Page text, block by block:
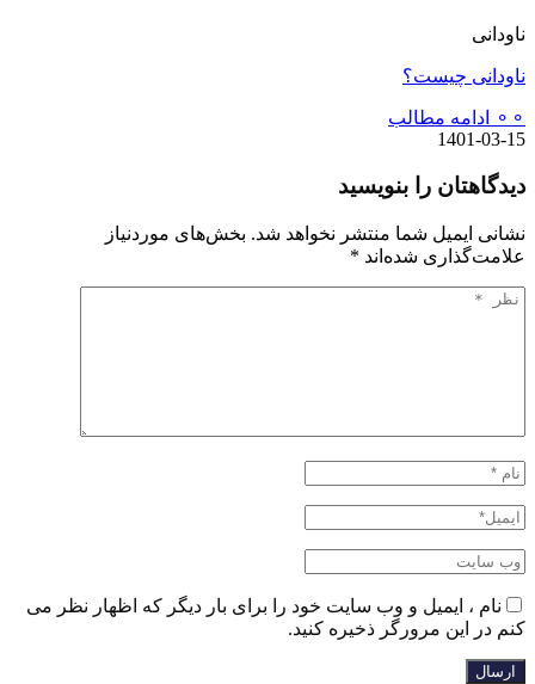
ناودانی
ناودانی چیست؟
⚬⚬ ادامه مطالب
1401-03-15
دیدگاهتان را بنویسید
نشانی ایمیل شما منتشر نخواهد شد. بخش‌های موردنیاز
علامت‌گذاری شده‌اند *
نام ، ایمیل و وب سایت خود را برای بار دیگر که اظهار نظر می
کنم در این مرورگر ذخیره کنید.